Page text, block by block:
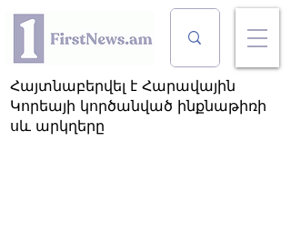
Հայտնաբերվել է Հարավային
Կորեայի կործանված ինքնաթիռի
սև արկղերը